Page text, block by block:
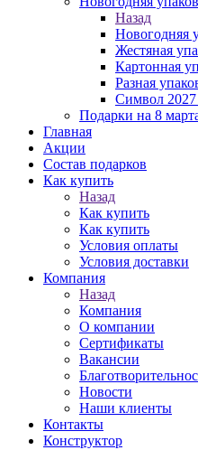
Назад
Новогодняя
Жестяная
Картонная
Разная
Символ 2027
Подарки на 8
Главная
Акции
Состав подарков
Как купить
Назад
Как купить
Как купить
Условия оплаты
Условия доставки
Компания
Назад
Компания
О компании
Сертификаты
Вакансии
Новости
Наши клиенты
Контакты
Конструктор